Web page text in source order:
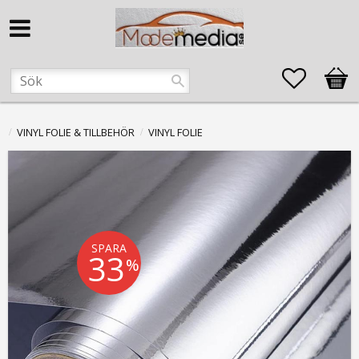
Favoriter
VINYL FOLIE & TILLBEHÖR VINYL FOLIE
SPARA
33%